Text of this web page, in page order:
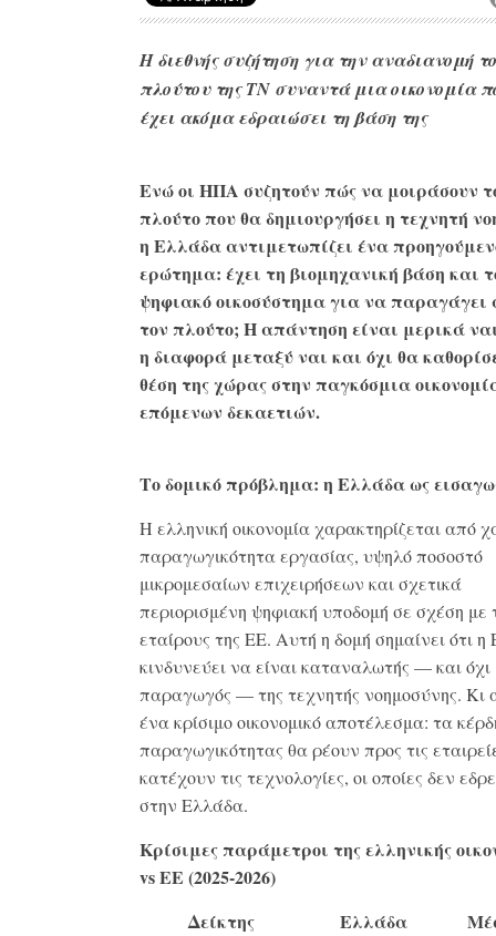
Η διεθνής συζήτηση για την αναδιανομή
πλούτου της ΤΝ συναντά μια οικονομία
έχει ακόμα εδραιώσει τη βάση της
Ενώ οι ΗΠΑ συζητούν πώς να μοιράσουν
πλούτο που θα δημιουργήσει η τεχνητή
η Ελλάδα αντιμετωπίζει ένα
ερώτημα: έχει τη βιομηχανική βάση και
ψηφιακό οικοσύστημα για να παραγάγει
τον πλούτο; Η απάντηση είναι μερικά
η διαφορά μεταξύ ναι και όχι θα
θέση της χώρας στην παγκόσμια
επόμενων δεκαετιών.
Το δομικό πρόβλημα: η Ελλάδα ως
Η ελληνική οικονομία χαρακτηρίζεται από
παραγωγικότητα εργασίας, υψηλό ποσοστό
μικρομεσαίων επιχειρήσεων και σχετικά
περιορισμένη ψηφιακή υποδομή σε σχέση με
εταίρους της ΕΕ. Αυτή η δομή σημαίνει ότι
κινδυνεύει να είναι καταναλωτής — και όχι
παραγωγός — της τεχνητής νοημοσύνης. Κι
ένα κρίσιμο οικονομικό αποτέλεσμα: τα
παραγωγικότητας θα ρέουν προς τις
κατέχουν τις τεχνολογίες, οι οποίες δεν
στην Ελλάδα.
Κρίσιμες παράμετροι της ελληνικής
vs ΕΕ (2025-2026)
Δείκτης
Ελλάδα